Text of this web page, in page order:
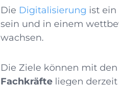
Die Digitalisierung ist ein
sein und in einem
wachsen.
Die Ziele können mit den
Fachkräfte liegen